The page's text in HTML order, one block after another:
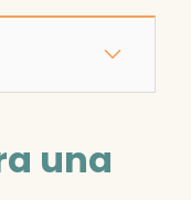
una